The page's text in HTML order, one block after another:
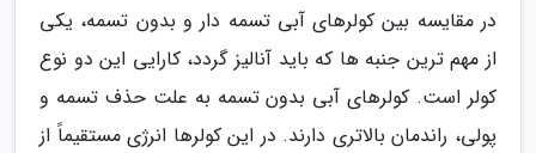
در مقایسه بین کولرهای آبی تسمه دار و بدون تسمه، یکی
از مهم ترین جنبه ها که باید آنالیز گردد، کارایی این دو نوع
کولر است. کولرهای آبی بدون تسمه به علت حذف تسمه و
پولی، راندمان بالاتری دارند. در این کولرها انرژی مستقیماً از